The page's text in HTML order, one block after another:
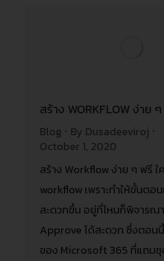
สร้าง WORKFLOW ง่าย
Blog By Dusadeeviroj
October 1, 2020
สร้าง Workflow ง่าย ๆ ฟรี
workflow เพราะทำให้ขั้นตอ
สะดวกขึ้น อยู่ที่ไหนก็พิจารณ
Approve ได้สะดวก ซึ่งตอน
ของ Microsoft 365 ที่แถมชุ